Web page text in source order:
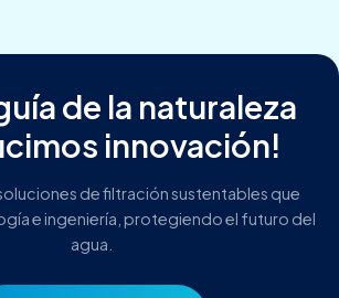
de la naturaleza
innovación!
de filtración sustentables que
e ingeniería, protegiendo el futuro del
agua.